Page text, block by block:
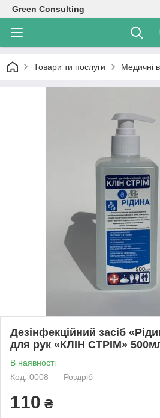
Green Consulting
Товари ти послуги Медичні
Дезінфекційний засіб
для рук «КЛІН СТРІМ»
В наявності
Код: 0008
Роздріб
110 ₴